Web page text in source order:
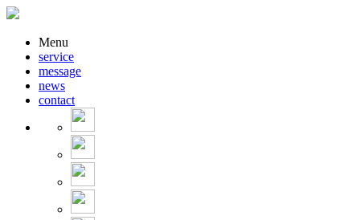
Menu
service
message
news
contact